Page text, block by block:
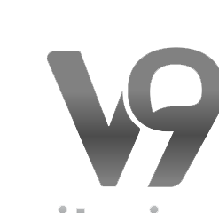
content